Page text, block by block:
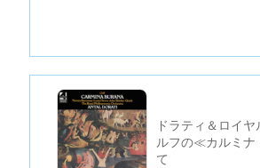
ドラティ＆ロイ
ルフの≪カルミ
て